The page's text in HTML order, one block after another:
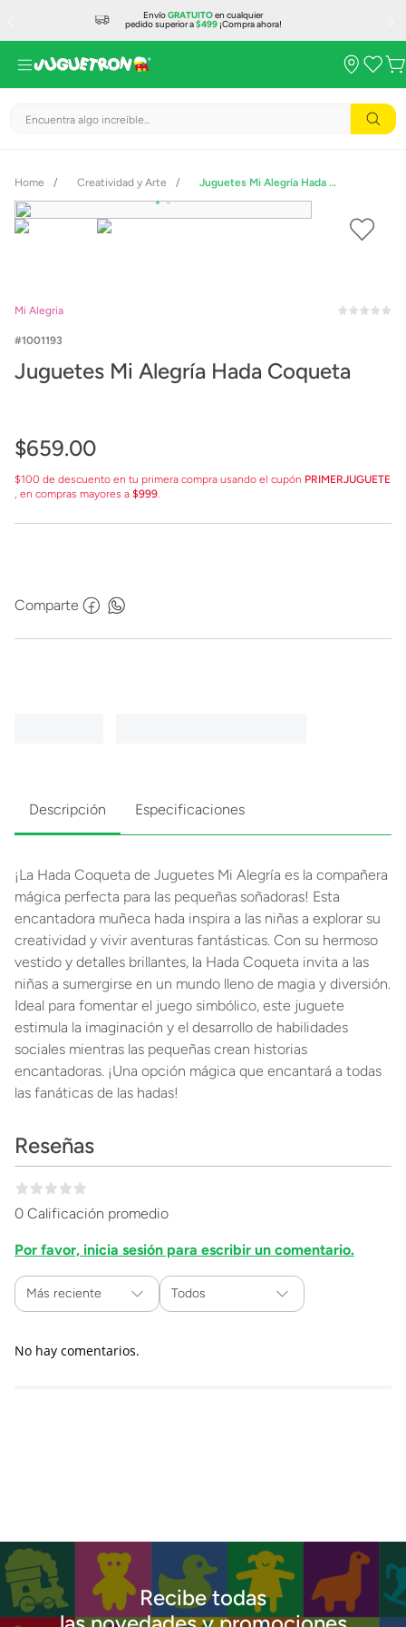
EnvíoGRATUITOen cualquier
pedido superior a$499¡Compra ahora!
Encuentra algo increíble...
Creatividad y Arte Juguetes Mi Alegría Hada Coqueta
Mi Alegria
1001193
Juguetes Mi Alegría Hada Coqueta
$659.00
$100 de descuento en tu primera compra usando el cupón PRIMERJUGUETE
, en compras mayores a $999.
Comparte
Descripción Especificaciones
¡La Hada Coqueta de Juguetes Mi Alegría es la compañera
mágica perfecta para las pequeñas soñadoras! Esta
encantadora muñeca hada inspira a las niñas a explorar su
creatividad y vivir aventuras fantásticas. Con su hermoso
vestido y detalles brillantes, la Hada Coqueta invita a las
niñas a sumergirse en un mundo lleno de magia y diversión.
Ideal para fomentar el juego simbólico, este juguete
estimula la imaginación y el desarrollo de habilidades
sociales mientras las pequeñas crean historias
encantadoras. ¡Una opción mágica que encantará a todas
las fanáticas de las hadas!
Reseñas
0 Calificación promedio
Por favor, inicia sesión para escribir un comentario.
Más reciente Todos
No hay comentarios.
Recibe todas